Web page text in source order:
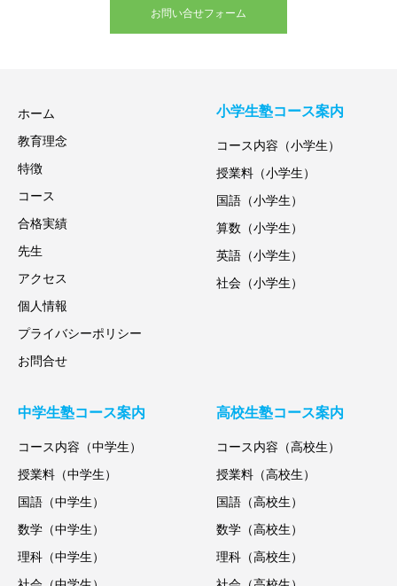
お問い合せフォーム
ホーム
教育理念
特徴
コース
合格実績
先生
アクセス
個人情報
プライバシーポリシー
お問合せ
小学生塾コース案内
コース内容（小学生）
授業料（小学生）
国語（小学生）
算数（小学生）
英語（小学生）
社会（小学生）
中学生塾コース案内
コース内容（中学生）
授業料（中学生）
国語（中学生）
数学（中学生）
理科（中学生）
高校生塾コース案内
コース内容（高校生）
授業料（高校生）
国語（高校生）
数学（高校生）
理科（高校生）